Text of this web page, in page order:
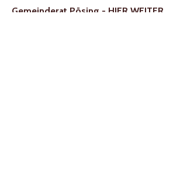
Gemeinderat Pösing - HIER WEITER